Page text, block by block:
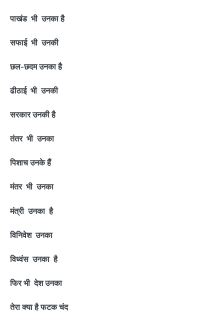
पाखंड भी उनका है
सफाई भी उनकी
छल-छदम उनका है
ढीठाई भी उनकी
सरकार उनकी है
तंतर भी उनका
पिशाच उनके हैं
मंतर भी उनका
मंत्री उनका है
विनिवेश उनका
विध्वंस उनका है
फिर भी देश उनका
तेरा क्या है फटक चंद